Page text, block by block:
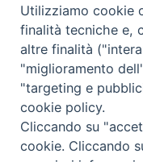
Utilizziamo cookie
finalità tecniche e,
altre finalità
"miglioramento
"targeting e
cookie policy.
Cliccando su
cookie. Cliccando